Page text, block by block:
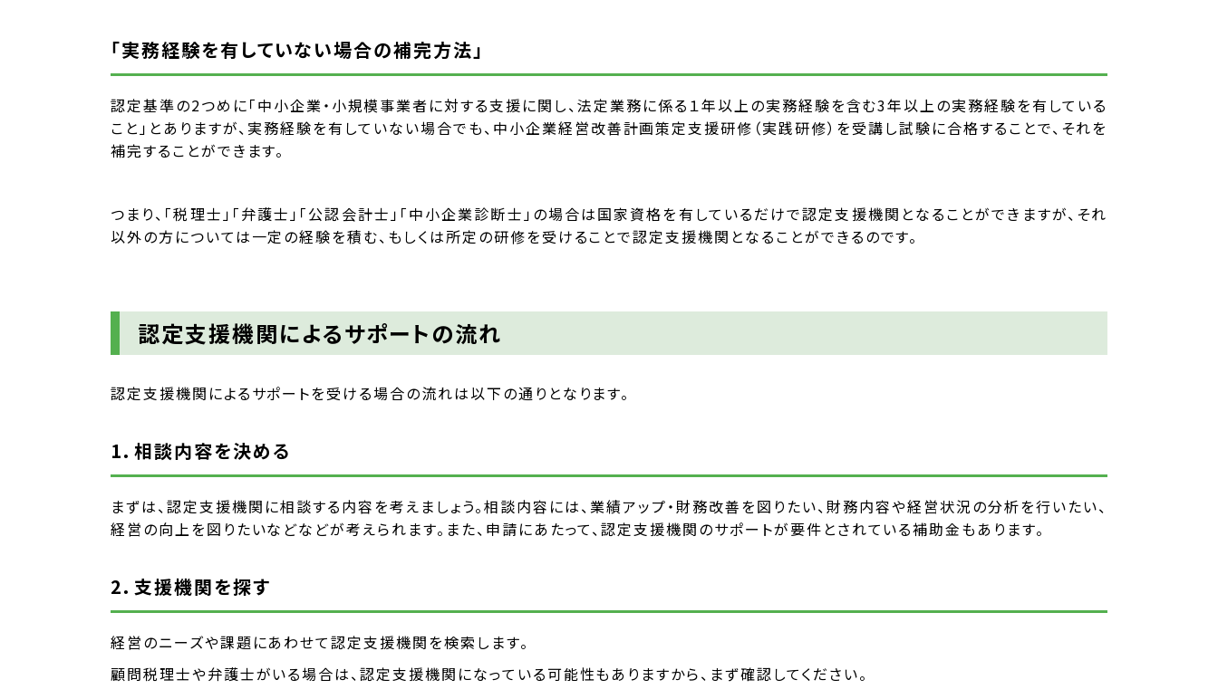
「実務経験を有していない場合の補完方法」
認定基準の2つめに「中小企業・小規模事業者に対する支援に関し、法定業務に係る１年以上の実務経験を含む3年以上の実務経験を有している
こと」とありますが、実務経験を有していない場合でも、中小企業経営改善計画策定支援研修（実践研修）を受講し試験に合格することで、それを
補完することができます。
つまり、「税理士」「弁護士」「公認会計士」「中小企業診断士」の場合は国家資格を有しているだけで認定支援機関となることができますが、それ
以外の方については一定の経験を積む、もしくは所定の研修を受けることで認定支援機関となることができるのです。
認定支援機関によるサポートの流れ
認定支援機関によるサポートを受ける場合の流れは以下の通りとなります。
1．相談内容を決める
まずは、認定支援機関に相談する内容を考えましょう。相談内容には、業績アップ・財務改善を図りたい、財務内容や経営状況の分析を行いたい、
経営の向上を図りたいなどなどが考えられます。また、申請にあたって、認定支援機関のサポートが要件とされている補助金もあります。
2．支援機関を探す
経営のニーズや課題にあわせて認定支援機関を検索します。
顧問税理士や弁護士がいる場合は、認定支援機関になっている可能性もありますから、まず確認してください。